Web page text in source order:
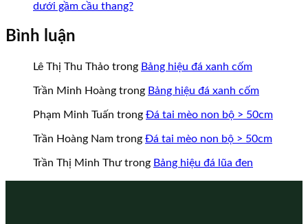
dưới gầm cầu thang?
Bình luận
Lê Thị Thu Thảo trong Bảng hiệu đá xanh cốm
Trần Minh Hoàng trong Bảng hiệu đá xanh cốm
Phạm Minh Tuấn trong Đá tai mèo non bộ > 50cm
Trần Hoàng Nam trong Đá tai mèo non bộ > 50cm
Trần Thị Minh Thưtrong Bảng hiệu đá lũa đen